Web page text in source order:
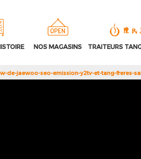
NOS MAGASINS TRAITEURS
de-jaewoo-seo-emission-y2tv-et-tang-freres-